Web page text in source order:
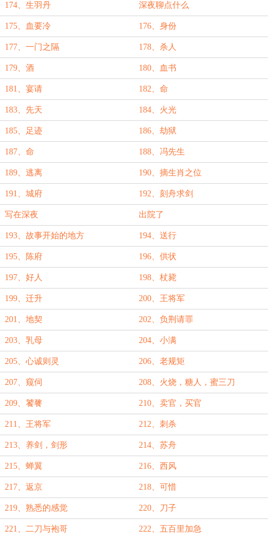
174、生羽丹 深夜聊点什么
175、血要冷 176、身份
177、一门之隔 178、杀人
179、酒 180、血书
181、宴请 182、命
183、先天 184、火光
185、足迹 186、劫狱
187、命 188、冯先生
189、逃离 190、摘生肖之位
191、城府 192、刻舟求剑
写在深夜 出院了
193、故事开始的地方 194、送行
195、陈府 196、供状
197、好人 198、杖毙
199、迁升 200、王将军
201、地契 202、负荆请罪
203、乳母 204、小满
205、心诚则灵 206、老规矩
207、窥伺 208、火烧，糖人，蜜三刀
209、饕餮 210、卖官，买官
211、王将军 212、刺杀
213、养剑，剑形 214、苏舟
215、蝉翼 216、西风
217、返京 218、可惜
219、熟悉的感觉 220、刀子
221、二刀与袍哥 222、五百里加急